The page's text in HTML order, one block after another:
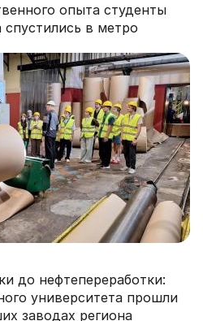
опыта студенты
спустились в метро
до нефтепереработки:
университета прошли
заводах региона